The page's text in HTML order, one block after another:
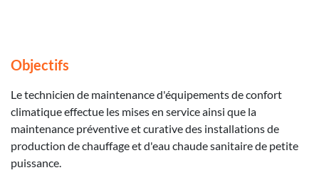
Objectifs
Le technicien de maintenance d'équipements de confort
climatique effectue les mises en service ainsi que la
maintenance préventive et curative des installations de
production de chauffage et d'eau chaude sanitaire de petite
puissance.